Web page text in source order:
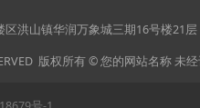
楼区洪山镇华润万象城三期
版权所有 © 您的网站名称 未